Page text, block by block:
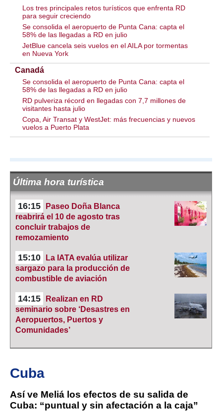
Los tres principales retos turísticos que enfrenta RD
para seguir creciendo
Se consolida el aeropuerto de Punta Cana: capta el
58% de las llegadas a RD en julio
JetBlue cancela seis vuelos en el AILA por tormentas
en Nueva York
Canadá
Se consolida el aeropuerto de Punta Cana: capta el
58% de las llegadas a RD en julio
RD pulveriza récord en llegadas con 7,7 millones de
visitantes hasta julio
Copa, Air Transat y WestJet: más frecuencias y nuevos
vuelos a Puerto Plata
Última hora turística
16:15
Paseo Doña Blanca
reabrirá el 10 de agosto tras
concluir trabajos de
remozamiento
15:10
La IATA evalúa utilizar
sargazo para la producción de
combustible de aviación
14:15
Realizan en RD
seminario sobre ‘Desastres en
Aeropuertos, Puertos y
Comunidades’
Cuba
Así ve Meliá los efectos de su salida de
Cuba: “puntual y sin afectación a la caja”